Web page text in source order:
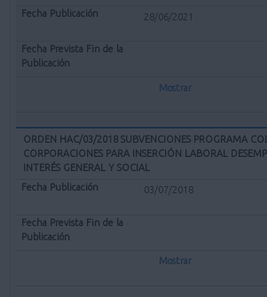
28/06/2021
Mostrar
ORDEN HAC/03/2018 SUBVENCIONES PROGRAMA
CORPORACIONES PARA INSERCIÓN LABORAL
INTERÉS GENERAL Y SOCIAL
03/07/2018
Mostrar